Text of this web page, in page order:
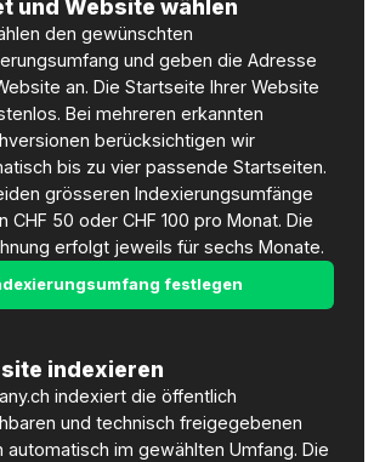
und Website wählen
den gewünschten
und geben die Adresse
an. Die Startseite Ihrer Website
Bei mehreren erkannten
berücksichtigen wir
bis zu vier passende Startseiten.
grösseren Indexierungsumfänge
CHF 50 oder CHF 100 pro Monat. Die
erfolgt jeweils für sechs Monate.
festlegen
indexieren
indexiert die öffentlich
und technisch freigegebenen
automatisch im gewählten Umfang. Die